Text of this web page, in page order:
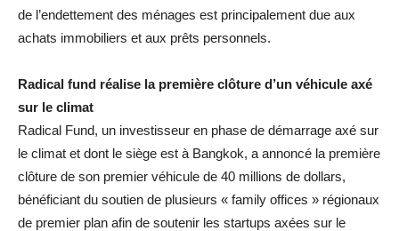
de l’endettement des ménages est principalement due aux
achats immobiliers et aux prêts personnels.
Radical fund réalise la première clôture d’un véhicule axé
sur le climat
Radical Fund, un investisseur en phase de démarrage axé sur
le climat et dont le siège est à Bangkok, a annoncé la première
clôture de son premier véhicule de 40 millions de dollars,
bénéficiant du soutien de plusieurs « family offices » régionaux
de premier plan afin de soutenir les startups axées sur le